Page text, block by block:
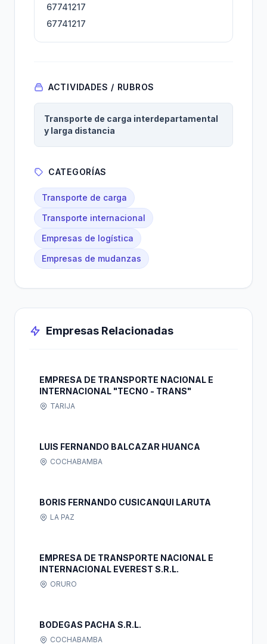
67741217
67741217
ACTIVIDADES / RUBROS
Transporte de carga interdepartamental
y larga distancia
CATEGORÍAS
Transporte de carga
Transporte internacional
Empresas de logística
Empresas de mudanzas
Empresas Relacionadas
EMPRESA DE TRANSPORTE NACIONAL E
INTERNACIONAL "TECNO - TRANS"
TARIJA
LUIS FERNANDO BALCAZAR HUANCA
COCHABAMBA
BORIS FERNANDO CUSICANQUI LARUTA
LA PAZ
EMPRESA DE TRANSPORTE NACIONAL E
INTERNACIONAL EVEREST S.R.L.
ORURO
BODEGAS PACHA S.R.L.
COCHABAMBA